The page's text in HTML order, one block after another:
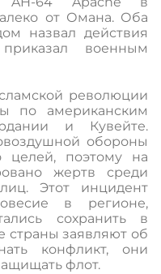
от Омана. Оба
назвал действия
военным
революции
по американским
и Кувейте.
обороны
целей, поэтому на
жертв среди
Этот инцидент
в регионе,
сохранить в
страны заявляют об
конфликт, они
флот.